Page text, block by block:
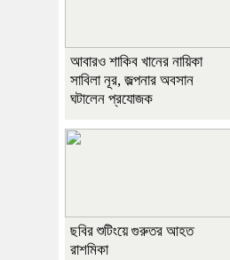
আবারও শাকিব খানের নায়িকা
সাবিলা নূর, জল্পনার অবসান
ঘটালেন প্রযোজক
ছবির শুটিংয়ে গুরুতর আহত
রাশমিকা